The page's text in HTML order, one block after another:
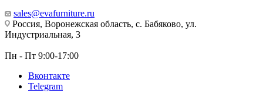
sales@evafurniture.ru
Россия, Воронежская область, с. Бабяково, ул.
Индустриальная, 3
Пн - Пт 9:00-17:00
Вконтакте
Telegram